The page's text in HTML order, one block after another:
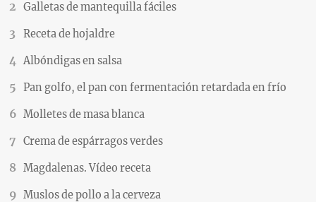
Galletas de mantequilla fáciles
Receta de hojaldre
Albóndigas en salsa
Pan golfo, el pan con fermentación retardada en frío
Molletes de masa blanca
Crema de espárragos verdes
Magdalenas. Vídeo receta
Muslos de pollo a la cerveza